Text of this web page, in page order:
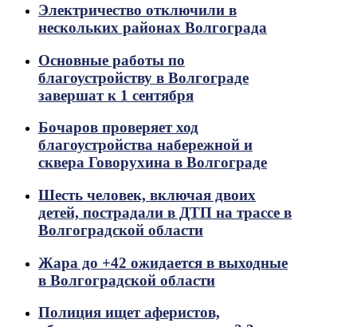
Электричество отключили в
нескольких районах Волгограда
Основные работы по
благоустройству в Волгограде
завершат к 1 сентября
Бочаров проверяет ход
благоустройства набережной и
сквера Говорухина в Волгограде
Шесть человек, включая двоих
детей, пострадали в ДТП на трассе в
Волгоградской области
Жара до +42 ожидается в выходные
в Волгоградской области
Полиция ищет аферистов,